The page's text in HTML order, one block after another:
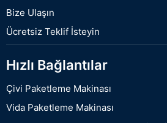
Bize Ulaşın
Ücretsiz Teklif İsteyin
Hızlı Bağlantılar
Çivi Paketleme Makinası
Vida Paketleme Makinası